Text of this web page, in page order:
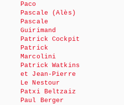
Paco
Pascale (Alès)
Pascale
Guirimand
Patrick Cockpit
Patrick
Marcolini
Patrick Watkins
et Jean-Pierre
Le Nestour
Patxi Beltzaiz
Paul Berger